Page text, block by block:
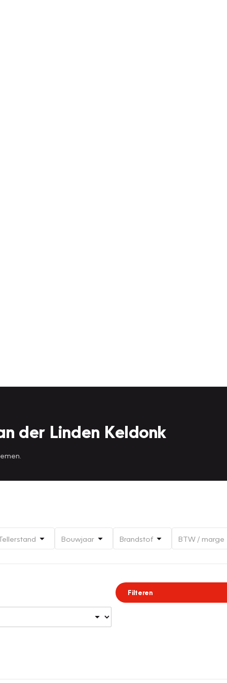
der Linden Keldonk
Bouwjaar Brandstof BTW / marge
Filteren